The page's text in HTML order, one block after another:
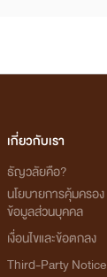
เกี่ยวกับเรา
ธัญวลัยคือ?
นโยบายการคุ้มครอง
ข้อมูลส่วนบุคคล
เงื่อนไขและข้อตกลง
Third-Party Notice